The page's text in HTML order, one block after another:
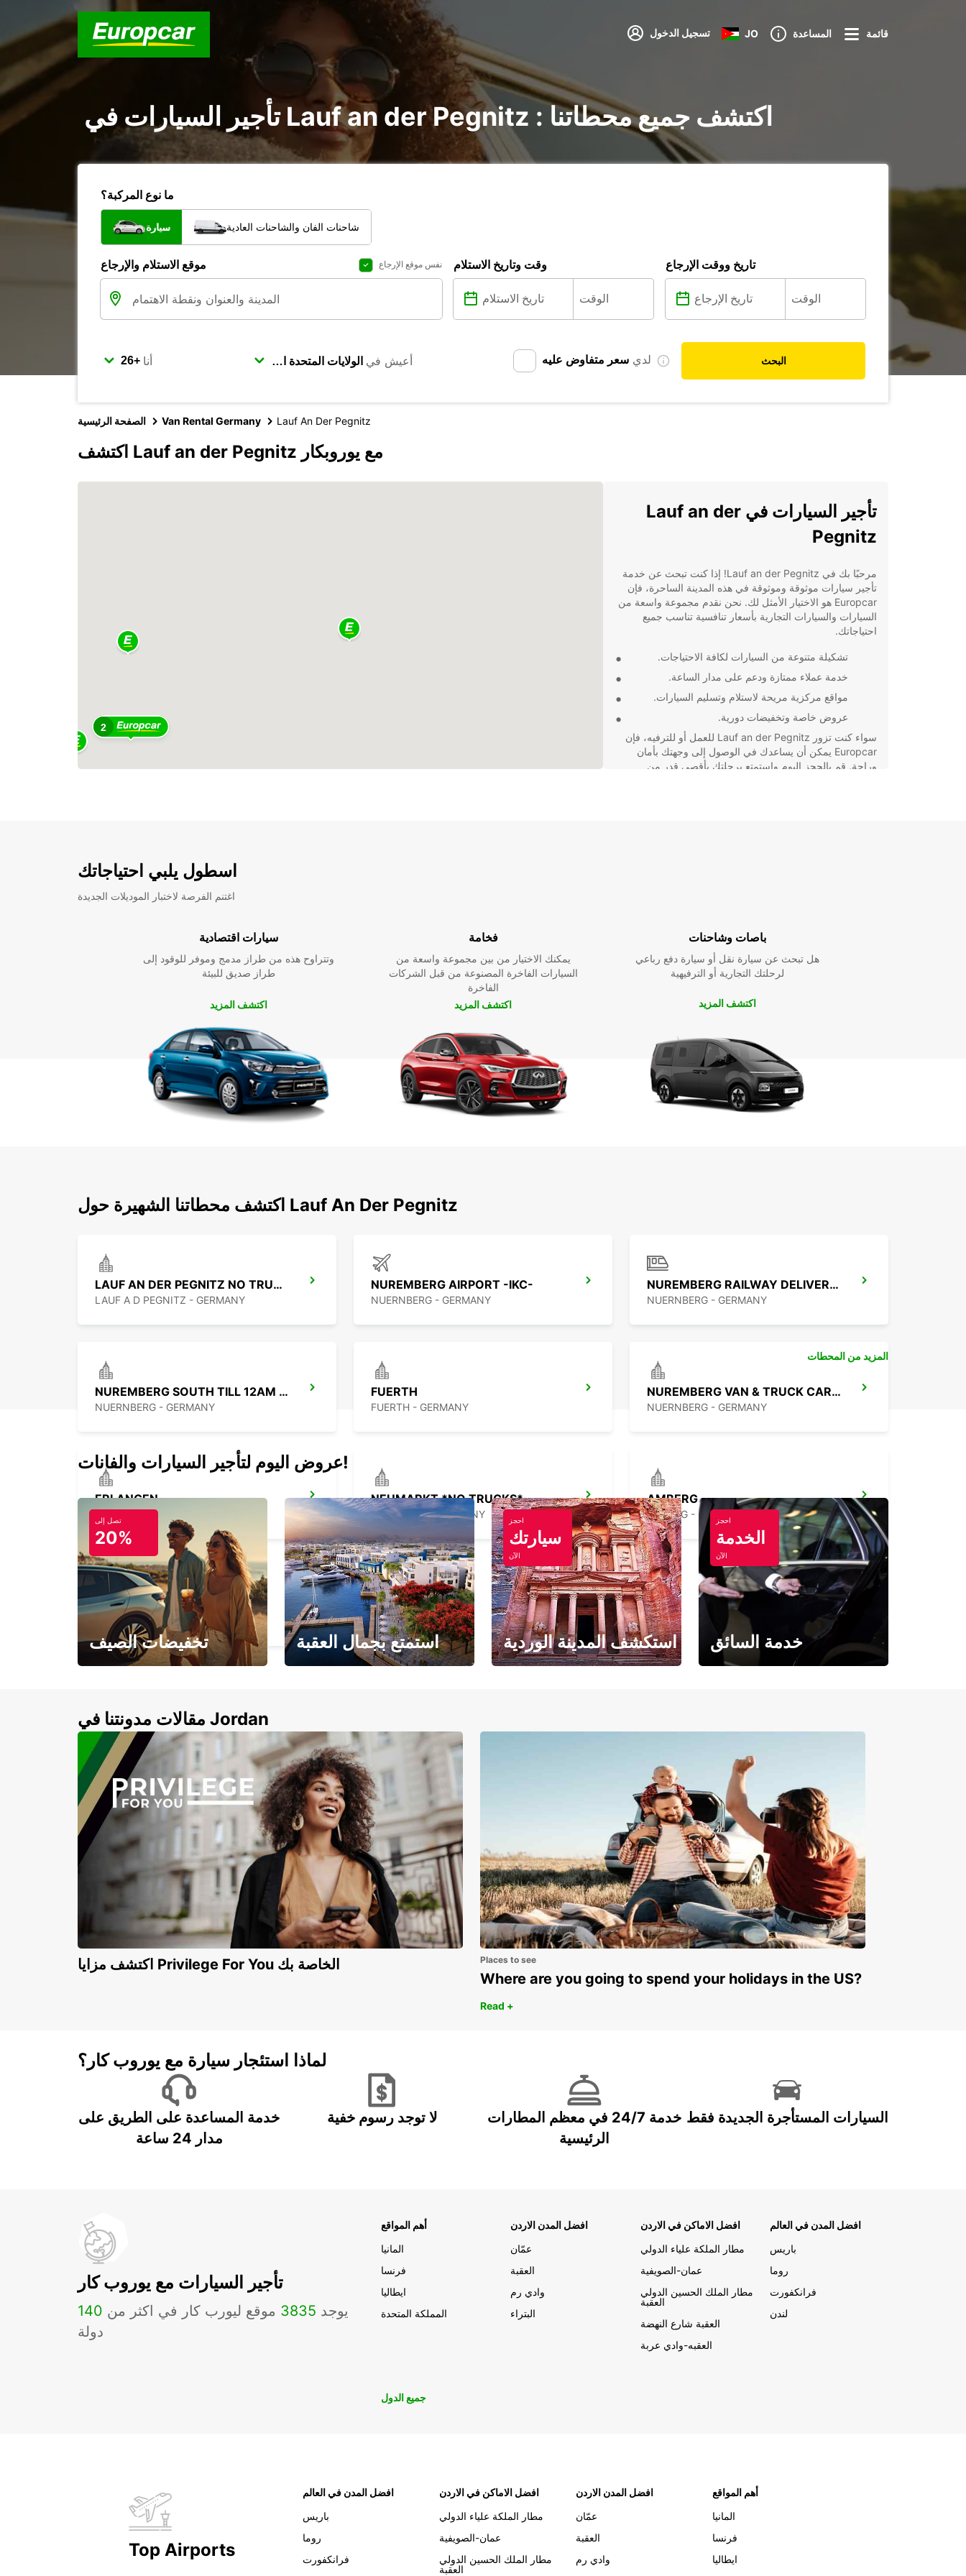
تسجيل الدخول JO المساعدة قائمة
تأجير السيارات في Lauf an der Pegnitz : اكتشف جميع محطاتنا
ما نوع المركبة؟
سيارة شاحنات الفان والشاحنات العادية
موقع الاستلام والإرجاع نفس موقع الإرجاع وقت وتاريخ الاستلام تاريخ ووقت الإرجاع
أنا أعيش في لدي سعر متفاوض عليه البحث
الصفحة الرئيسية Van Rental Germany Lauf An Der Pegnitz
اكتشف Lauf an der Pegnitz مع يوروبكار
2
تأجير السيارات في Lauf an der
Pegnitz
مرحبًا بك في Lauf an der Pegnitz! إذا كنت تبحث عن خدمة
تأجير سيارات موثوقة وموثوقة في هذه المدينة الساحرة، فإن
Europcar هو الاختيار الأمثل لك. نحن نقدم مجموعة واسعة من
السيارات والسيارات التجارية بأسعار تنافسية تناسب جميع
احتياجاتك.
تشكيلة متنوعة من السيارات لكافة الاحتياجات.
خدمة عملاء ممتازة ودعم على مدار الساعة.
مواقع مركزية مريحة لاستلام وتسليم السيارات.
عروض خاصة وتخفيضات دورية.
سواء كنت تزور Lauf an der Pegnitz للعمل أو للترفيه، فإن
Europcar يمكن أن يساعدك في الوصول إلى وجهتك بأمان
وراحة. قم بالحجز اليوم واستمتع برحلتك بأقصى قدر من
اسطول يلبي احتياجاتك
اغتنم الفرصة لاختبار الموديلات الجديدة
سيارات اقتصادية
وتتراوح هذه من طراز مدمج وموفر للوقود إلى
طراز صديق للبيئة
اكتشف المزيد
فخامة
يمكنك الاختيار من بين مجموعة واسعة من
السيارات الفاخرة المصنوعة من قبل الشركات
الفاخرة
اكتشف المزيد
باصات وشاحنات
هل تبحث عن سيارة نقل أو سيارة دفع رباعي
لرحلتك التجارية أو الترفيهية
اكتشف المزيد
اكتشف محطاتنا الشهيرة حول Lauf An Der Pegnitz
LAUF AN DER PEGNITZ NO TRUCKS
LAUF A D PEGNITZ - GERMANY
NUREMBERG AIRPORT -IKC-
NUERNBERG - GERMANY
NUREMBERG RAILWAY DELIVERY -IKC-
NUERNBERG - GERMANY
NUREMBERG SOUTH TILL 12AM -IKC-
NUERNBERG - GERMANY
FUERTH
FUERTH - GERMANY
NUREMBERG VAN & TRUCK CARS IKC
NUERNBERG - GERMANY
ERLANGEN
ERLANGEN - GERMANY
NEUMARKT *NO TRUCKS*
NEUMARKT - GERMANY
AMBERG
AMBERG - GERMANY
BAMBERG
BAMBERG - GERMANY
المزيد من المحطات
عروض اليوم لتأجير السيارات والفانات!
تصل إلى
20%
تخفيضات الصيف استمتع بجمال العقبة
احجز
سيارتك
الآن
استكشف المدينة الوردية
احجز
الخدمة
الآن
خدمة السائق
مقالات مدونتنا في Jordan
اكتشف مزايا Privilege For You الخاصة بك Places to see
Where are you going to spend your holidays in the US?
Read +
لماذا استئجار سيارة مع يوروب كار؟
خدمة المساعدة على الطريق على
مدار 24 ساعة
لا توجد رسوم خفية
خدمة 24/7 في معظم المطارات
الرئيسية
السيارات المستأجرة الجديدة فقط
تأجير السيارات مع يوروب كار
يوجد 3835 موقع ليورب كار في اكثر من 140
دولة
أهم المواقع
المانيا
فرنسا
ايطاليا
المملكة المتحدة
افضل المدن الاردن
عمّان
العقبة
وادي رم
البتراء
افضل الاماكن في الاردن
مطار الملكة علياء الدولي
عمان-الصويفية
مطار الملك الحسين الدولي
العقبة
العقبة شارع النهضة
العقبه-وادي عربة
افضل المدن في العالم
باريس
روما
فرانكفورت
لندن
جميع الدول
Top Airports
افضل المدن في العالم
باريس
روما
فرانكفورت
افضل الاماكن في الاردن
مطار الملكة علياء الدولي
عمان-الصويفية
مطار الملك الحسين الدولي
العقبة
افضل المدن الاردن
عمّان
العقبة
وادي رم
أهم المواقع
المانيا
فرنسا
ايطاليا